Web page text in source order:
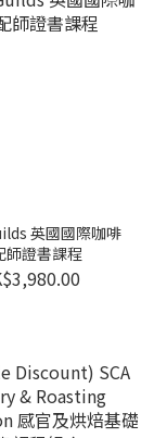
英國國際咖啡
師證書課程